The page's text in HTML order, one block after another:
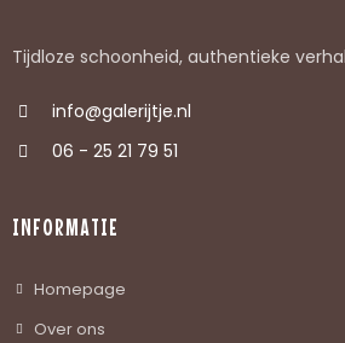
Tijdloze schoonheid, authentieke
info@galerijtje.nl
06 - 25 21 79 51
INFORMATIE
Homepage
Over ons